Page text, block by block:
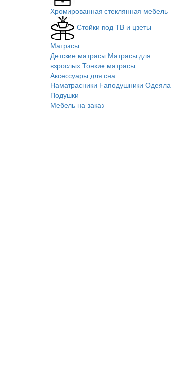
Хромированная стеклянная мебель
Стойки под ТВ и цветы
Матрасы
Детские матрасы Матрасы для
взрослых Тонкие матрасы
Аксессуары для сна
Наматрасники Наподушники Одеяла
Подушки
Мебель на заказ